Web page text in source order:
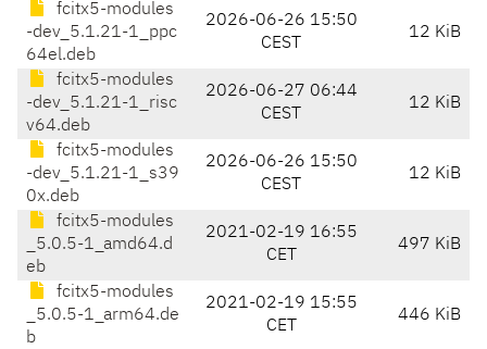
fcitx5-modules
-dev_5.1.21-1_ppc
64el.deb
2026-06-26 15:50
CEST
12 KiB
fcitx5-modules
-dev_5.1.21-1_risc
v64.deb
2026-06-27 06:44
CEST
12 KiB
fcitx5-modules
-dev_5.1.21-1_s39
0x.deb
2026-06-26 15:50
CEST
12 KiB
fcitx5-modules
_5.0.5-1_amd64.d
eb
2021-02-19 16:55
CET
497 KiB
fcitx5-modules
_5.0.5-1_arm64.de
b
2021-02-19 15:55
CET
446 KiB